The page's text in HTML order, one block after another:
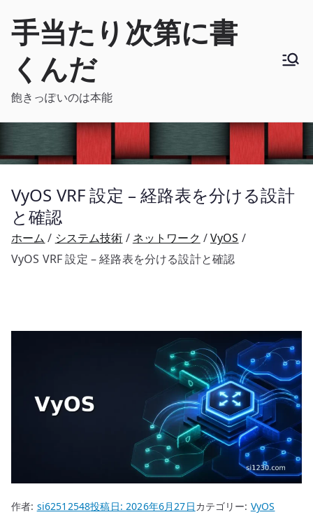
手当たり次第に書
くんだ
飽きっぽいのは本能
VyOS VRF 設定 – 経路表を分ける設計
と確認
ホーム システム技術 ネットワーク
VyOS
VyOS VRF 設定 – 経路表を分ける設計と確認
作者: si62512548投稿日:2026年6月27日カテゴリー: VyOS